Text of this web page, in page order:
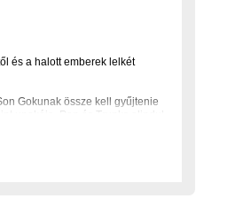
és a halott emberek lelkét
Gokunak össze kell gyűjtenie
unokája, Pan és Trunks elindul
, útkeresésükről és az